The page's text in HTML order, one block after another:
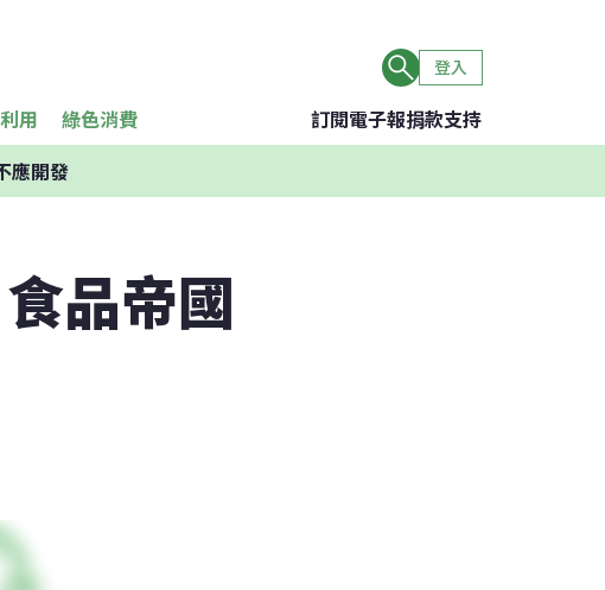
登入
用 綠色消費 訂閱電子報捐款支持
應開發
品帝國